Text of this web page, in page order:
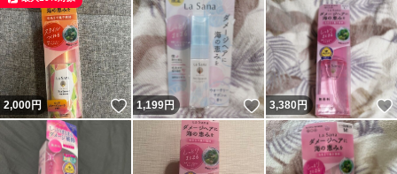
2,000円 いいね！
1,199円 いいね！
3,380円